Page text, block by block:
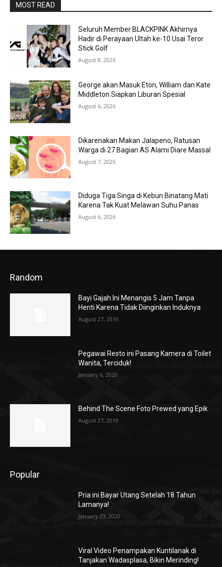
MOST READ
Seluruh Member BLACKPINK Akhirnya
Hadir di Perayaan Ultah ke-10 Usai Teror
Stick Golf
August 8, 2026
George akan Masuk Eton, William dan Kate
Middleton Siapkan Liburan Spesial
August 6, 2026
Dikarenakan Makan Jalapeno, Ratusan
Warga di 27 Bagian AS Alami Diare Massal
August 7, 2026
Diduga Tiga Singa di Kebun Binatang Mati
Karena Tak Kuat Melawan Suhu Panas
August 6, 2026
Random
Bayi Gajah Ini Menangis 5 Jam Tanpa
Henti Karena Tidak Diinginkan Induknya
August 27, 2019
Pegawai Resto ini Pasang Kamera di Toilet
Wanita, Terciduk!
January 6, 2020
Behind The Scene Foto Prewed yang Epik
August 27, 2019
Popular
Pria ini Bayar Utang Setelah 18 Tahun
Lamanya!
January 23, 2020
Viral Video Penampakan Kuntilanak di
Tanjakan Wadasplasa, Bikin Merinding!